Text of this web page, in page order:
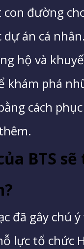
đường
án cá
hộ và
khám phá
cách
BTS
đã gây chú
lực tổ chức